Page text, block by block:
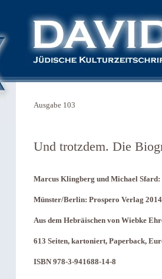
Ausgabe 103
Und trotzdem. Die
Marcus Klingberg und Michael
Münster/Berlin: Prospero Verlag 2014
Aus dem Hebräischen von Wiebke
613 Seiten, kartoniert, Paperback,
ISBN 978-3-941688-14-8